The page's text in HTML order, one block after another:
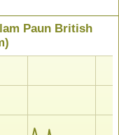
Paun British